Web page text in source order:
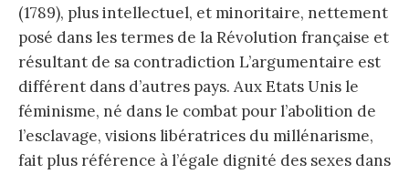
(1789), plus intellectuel, et minoritaire, nettement
posé dans les termes de la Révolution française et
résultant de sa contradiction L’argumentaire est
différent dans d’autres pays. Aux Etats Unis le
féminisme, né dans le combat pour l’abolition de
l’esclavage, visions libératrices du millénarisme,
fait plus référence à l’égale dignité des sexes dans